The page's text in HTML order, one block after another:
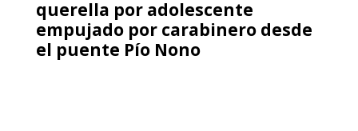
querella por adolescente
empujado por carabinero desde
el puente Pío Nono